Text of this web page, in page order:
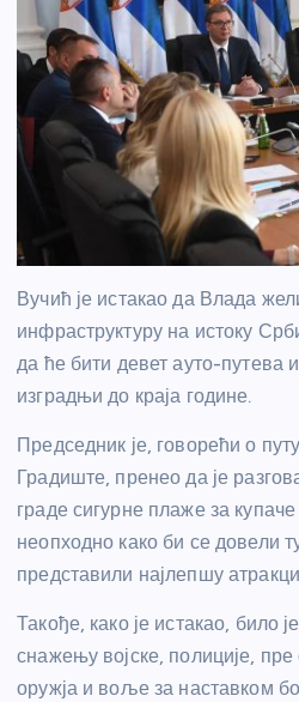
Вучић је истакао да Влада
инфраструктуру на истоку
да ће бити девет ауто-путева
изградњи до краја године.
Председник је, говорећи о
Градиште, пренео да је
граде сигурне плаже за
неопходно како би се довели
представили најлепшу
Такође, како је истакао, било
снажењу војске, полиције,
оружја и воље за наставком